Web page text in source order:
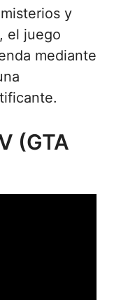
y
el juego
mediante
(GTA